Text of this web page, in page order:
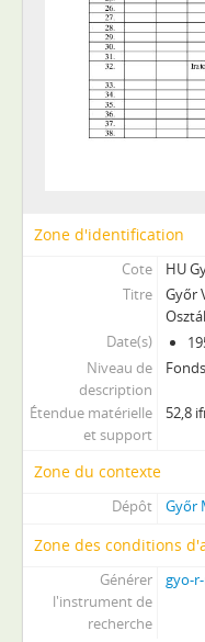
[Fonds] 0148 - Győr
[Fonds] 0149
[Fonds] 0150
[Fonds] 0151
XXIX -
Zone d'identification
Cote
HU
Titre
Győr
Date(s)
Niveau de
description
Fonds
Étendue matérielle
et support
52,8
Zone du contexte
Dépôt Győr
Zone des conditions
Générer
l'instrument de
recherche
gyo-